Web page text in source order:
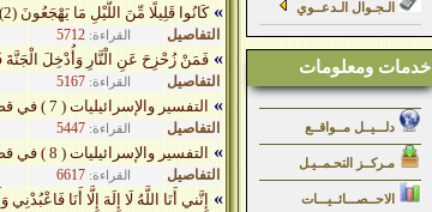
»كَانُوا قَلِيلًا مِّنَ اللَّيْلِ مَا يَهْجَعُونَ (2)
القراءة: 5712 التفاصيل
»فَمَنْ زُحْزِحَ عَنِ الْنَّارِ وَأُدْخِلَ الْجَنَّةَ
القراءة: 5167 التفاصيل
» التفسير والإسرائيليات ( 7 ) في قصة هاروت وماروت
القراءة: 5447 التفاصيل
» التفسير والإسرائيليات ( 8 ) في قصة بلقيس ملكة سبأ
القراءة: 6617 التفاصيل
» إِنَّني أَنَا اللَّهُ لَا إِلَهَ إِلَّا أَنَا
الـجـوال الـدعــوي
خدمات ومعلومات
دلـــيــل مــواقــع
مـركــز التحـمــيـل
الاحــصـــائــيـــات